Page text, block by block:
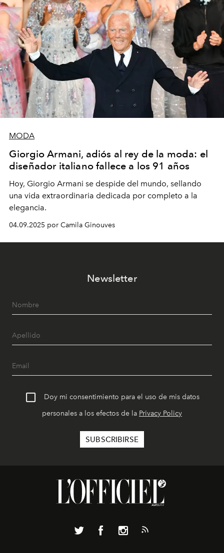
MODA
Giorgio Armani, adiós al rey de la moda: el
diseñador italiano fallece a los 91 años
Hoy, Giorgio Armani se despide del mundo, sellando
una vida extraordinaria dedicada por completo a la
elegancia.
04.09.2025 por Camila Ginouves
Newsletter
Doy mi consentimiento para el uso de mis datos
personales a los efectos de la Privacy Policy